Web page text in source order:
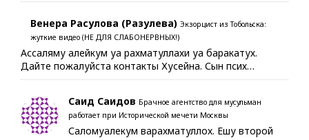
Венера Расулова (Разулева) Экзорцист из Тобольска:
жуткие видео (НЕ ДЛЯ СЛАБОНЕРВНЫХ!)
Ассаляму алейкум уа рахматуллахи уа баракатух.
Дайте пожалуйста контакты Хусейна. Сын псих…
Саид Саидов Брачное агентство для мусульман
работает при Исторической мечети Москвы
Саломуалекум варахматуллох. Ешу второй